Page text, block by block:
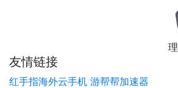
友情链接
红手指海外云手机 游帮帮加速器
理